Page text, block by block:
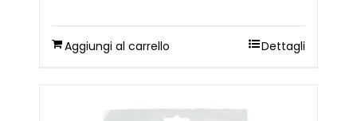
Aggiungi al carrello Dettagli